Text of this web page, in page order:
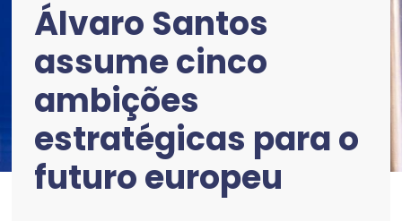
Álvaro Santos
assume cinco
ambições
estratégicas para o
futuro europeu